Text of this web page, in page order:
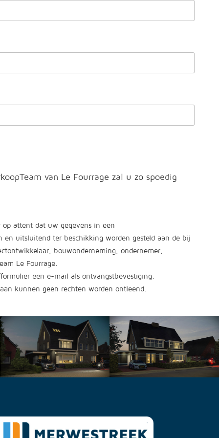
van Le Fourrage zal u zo spoedig
attent dat uw gegevens in een
en uitsluitend ter beschikking worden gesteld aan de bij
bouwonderneming, ondernemer,
Le Fourrage.
een e-mail als ontvangstbevestiging.
kunnen geen rechten worden ontleend.